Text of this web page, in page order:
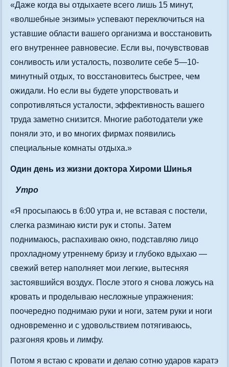
«Даже когда вы отдыхаете всего лишь 15 минут,
«волшебные энзимы» успевают переключиться на
уставшие области вашего организма и восстановить
его внутреннее равновесие. Если вы, почувствовав
сонливость или усталость, позволите себе 5—10-
минутный отдых, то восстановитесь быстрее, чем
ожидали. Но если вы будете упорствовать и
сопротивляться усталости, эффективность вашего
труда заметно снизится. Многие работодатели уже
поняли это, и во многих фирмах появились
специальные комнаты отдыха.»
Один день из жизни доктора Хироми Шинья
Утро
«Я просыпаюсь в 6:00 утра и, не вставая с постели,
слегка разминаю кисти рук и стопы. Затем
поднимаюсь, распахиваю окно, подставляю лицо
прохладному утреннему бризу и глубоко вдыхаю —
свежий ветер наполняет мои легкие, вытесняя
застоявшийся воздух. После этого я снова ложусь на
кровать и проделываю несложные упражнения:
поочередно поднимаю руки и ноги, затем руки и ноги
одновременно и с удовольствием потягиваюсь,
разгоняя кровь и лимфу.
Потом я встаю с кровати и делаю сотню ударов каратэ